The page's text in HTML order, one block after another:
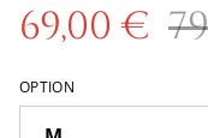
69,00 €
OPTION